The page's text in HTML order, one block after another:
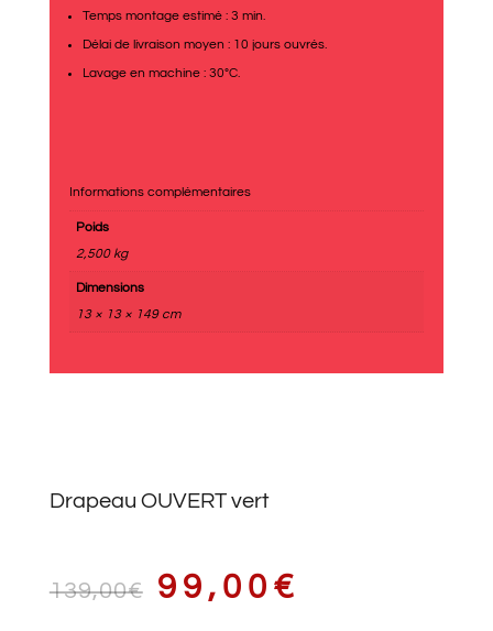
Temps montage estimé : 3 min.
Délai de livraison moyen : 10 jours ouvrés.
Lavage en machine : 30°C.
Informations complémentaires
Poids
2,500 kg
Dimensions
13 × 13 × 149 cm
Drapeau OUVERT vert
139,00€ LE
99,00 €